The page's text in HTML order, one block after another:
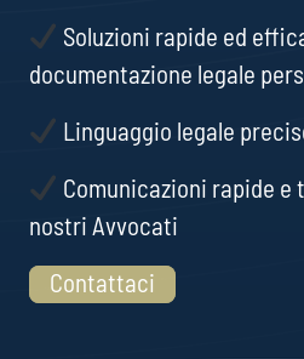
Soluzioni rapide ed
documentazione legale
Linguaggio legale
Comunicazioni rapide
nostri Avvocati
Contattaci